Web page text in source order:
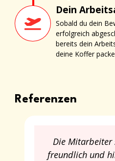
Dein
Sobald du dein
erfolgreich
bereits dein
deine Koffer
Referenzen
Die Mitarbeiter
freundlich und